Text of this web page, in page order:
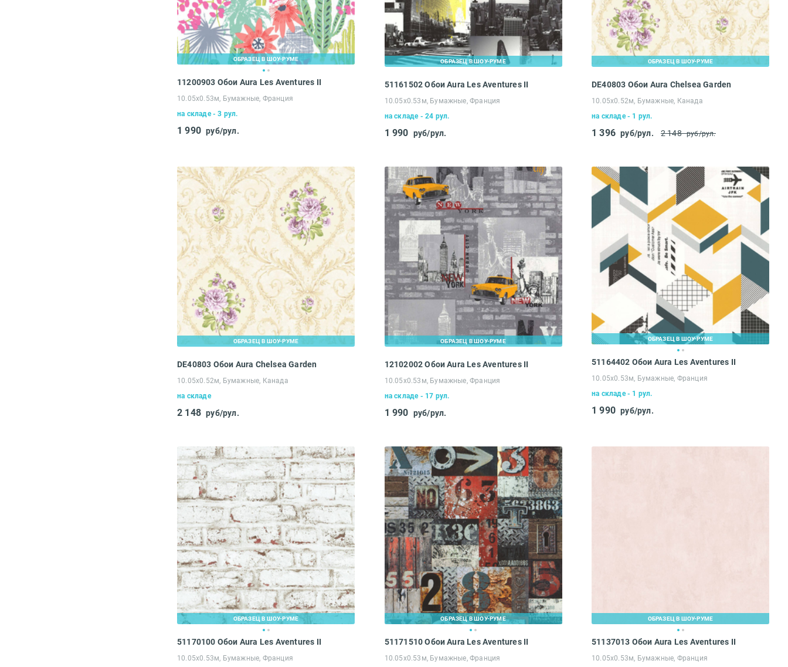
ОБРАЗЕЦ В ШОУ-РУМЕ
11200903 Обои Aura Les Aventures II
10.05х0.53м, Бумажные, Франция
на складе - 3 рул.
1 990 руб/рул.
ОБРАЗЕЦ В ШОУ-РУМЕ
51161502 Обои Aura Les Aventures II
10.05х0.53м, Бумажные, Франция
на складе - 24 рул.
1 990 руб/рул.
ОБРАЗЕЦ В ШОУ-РУМЕ
DE40803 Обои Aura Chelsea Garden
10.05х0.52м, Бумажные, Канада
на складе - 1 рул.
1 396 руб/рул. 2 148 руб/рул.
ОБРАЗЕЦ В ШОУ-РУМЕ
DE40803 Обои Aura Chelsea Garden
10.05х0.52м, Бумажные, Канада
на складе
2 148 руб/рул.
ОБРАЗЕЦ В ШОУ-РУМЕ
12102002 Обои Aura Les Aventures II
10.05х0.53м, Бумажные, Франция
на складе - 17 рул.
1 990 руб/рул.
ОБРАЗЕЦ В ШОУ-РУМЕ
51164402 Обои Aura Les Aventures II
10.05х0.53м, Бумажные, Франция
на складе - 1 рул.
1 990 руб/рул.
ОБРАЗЕЦ В ШОУ-РУМЕ
51170100 Обои Aura Les Aventures II
10.05х0.53м, Бумажные, Франция
ОБРАЗЕЦ В ШОУ-РУМЕ
51171510 Обои Aura Les Aventures II
10.05х0.53м, Бумажные, Франция
ОБРАЗЕЦ В ШОУ-РУМЕ
51137013 Обои Aura Les Aventures II
10.05х0.53м, Бумажные, Франция